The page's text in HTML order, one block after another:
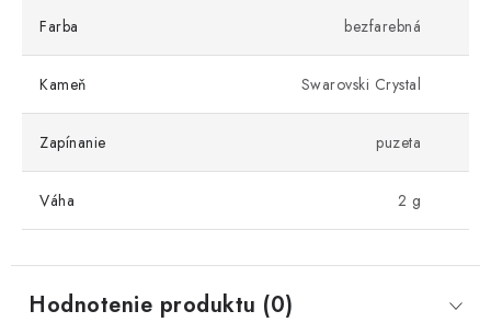
Farba bezfarebná
Kameň Swarovski Crystal
Zapínanie puzeta
Váha 2 g
Hodnotenie produktu (0)